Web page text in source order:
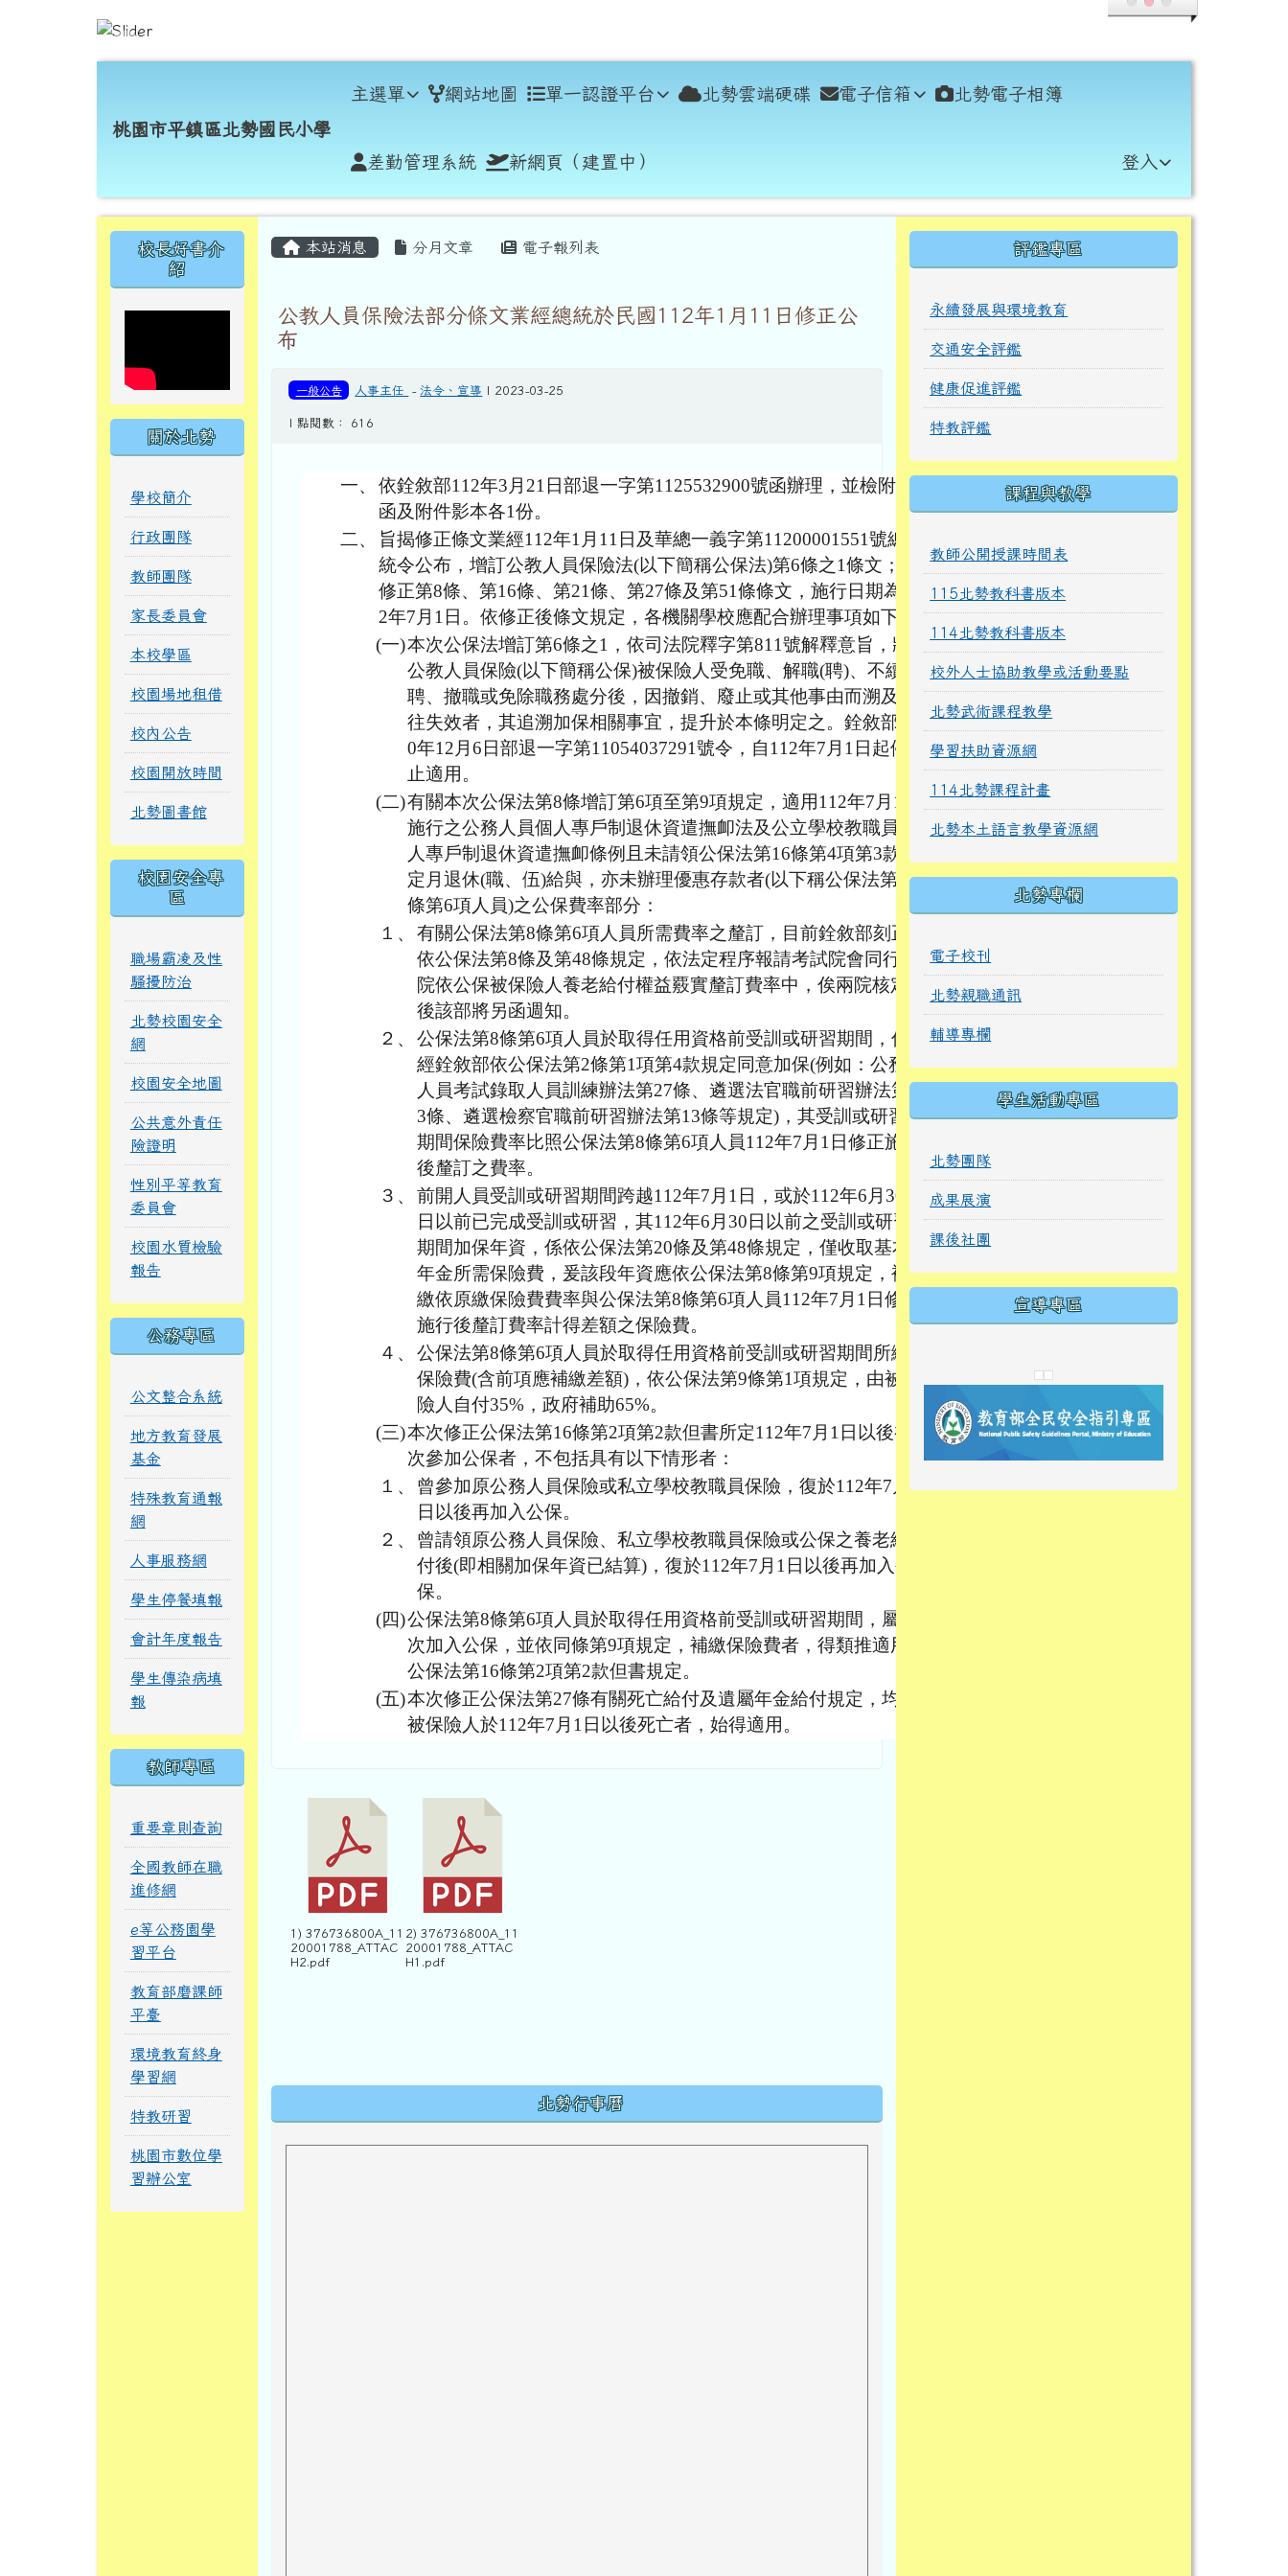
桃園市平鎮區北勢國民小學
桃園市平鎮區北勢國民小學
主選單 網站地圖 單一認證平台 北勢雲端硬碟 電子信箱 北勢電子相簿
差勤管理系統 新網頁（建置中） 登入
左邊區域內容
校長好書介
紹
關於北勢
學校簡介
行政團隊
教師團隊
家長委員會
本校學區
校園場地租借
校內公告
校園開放時間
北勢圖書館
校園安全專
區
職場霸凌及性
騷擾防治
北勢校園安全
網
校園安全地圖
公共意外責任
險證明
性別平等教育
委員會
校園水質檢驗
報告
公務專區
公文整合系統
地方教育發展
基金
特殊教育通報
網
人事服務網
學生停餐填報
會計年度報告
學生傳染病填
報
教師專區
重要章則查詢
全國教師在職
進修網
e等公務園學
習平台
教育部磨課師
平臺
環境教育終身
學習網
特教研習
桃園市數位學
習辦公室
主內容區域
本站消息 分月文章 電子報列表
公教人員保險法部分條文業經總統於民國112年1月11日修正公
布
一般公告 人事主任 -法令、宣導 | 2023-03-25
| 點閱數： 616
一、
依銓敘部112年3月21日部退一字第1125532900號函辦理，並檢附原
函及附件影本各1份。
二、
旨揭修正條文業經112年1月11日及華總一義字第11200001551號總
統令公布，增訂公教人員保險法(以下簡稱公保法)第6條之1條文；並
修正第8條、第16條、第21條、第27條及第51條條文，施行日期為11
2年7月1日。依修正後條文規定，各機關學校應配合辦理事項如下：
(一)本次公保法增訂第6條之1，依司法院釋字第811號解釋意旨，將
公教人員保險(以下簡稱公保)被保險人受免職、解職(聘)、不續
聘、撤職或免除職務處分後，因撤銷、廢止或其他事由而溯及既
往失效者，其追溯加保相關事宜，提升於本條明定之。銓敘部11
0年12月6日部退一字第11054037291號令，自112年7月1日起停
止適用。
(二)有關本次公保法第8條增訂第6項至第9項規定，適用112年7月1日
施行之公務人員個人專戶制退休資遣撫卹法及公立學校教職員個
人專戶制退休資遣撫卹條例且未請領公保法第16條第4項第3款所
定月退休(職、伍)給與，亦未辦理優惠存款者(以下稱公保法第8
條第6項人員)之公保費率部分：
１、
有關公保法第8條第6項人員所需費率之釐訂，目前銓敘部刻正
依公保法第8條及第48條規定，依法定程序報請考試院會同行政
院依公保被保險人養老給付權益覈實釐訂費率中，俟兩院核定
後該部將另函週知。
２、
公保法第8條第6項人員於取得任用資格前受訓或研習期間，係
經銓敘部依公保法第2條第1項第4款規定同意加保(例如：公務
人員考試錄取人員訓練辦法第27條、遴選法官職前研習辦法第1
3條、遴選檢察官職前研習辦法第13條等規定)，其受訓或研習
期間保險費率比照公保法第8條第6項人員112年7月1日修正施行
後釐訂之費率。
３、
前開人員受訓或研習期間跨越112年7月1日，或於112年6月30
日以前已完成受訓或研習，其112年6月30日以前之受訓或研習
期間加保年資，係依公保法第20條及第48條規定，僅收取基本
年金所需保險費，爰該段年資應依公保法第8條第9項規定，補
繳依原繳保險費費率與公保法第8條第6項人員112年7月1日修正
施行後釐訂費率計得差額之保險費。
４、
公保法第8條第6項人員於取得任用資格前受訓或研習期間所繳
保險費(含前項應補繳差額)，依公保法第9條第1項規定，由被保
險人自付35%，政府補助65%。
(三)本次修正公保法第16條第2項第2款但書所定112年7月1日以後初
次參加公保者，不包括具有以下情形者：
１、
曾參加原公務人員保險或私立學校教職員保險，復於112年7月1
日以後再加入公保。
２、
曾請領原公務人員保險、私立學校教職員保險或公保之養老給
付後(即相關加保年資已結算)，復於112年7月1日以後再加入公
保。
(四)公保法第8條第6項人員於取得任用資格前受訓或研習期間，屬初
次加入公保，並依同條第9項規定，補繳保險費者，得類推適用
公保法第16條第2項第2款但書規定。
(五)本次修正公保法第27條有關死亡給付及遺屬年金給付規定，均以
被保險人於112年7月1日以後死亡者，始得適用。
1) 376736800A_11
20001788_ATTAC
H2.pdf
2) 376736800A_11
20001788_ATTAC
H1.pdf
北勢行事曆
右邊區域內容
評鑑專區
永續發展與環境教育
交通安全評鑑
健康促進評鑑
特教評鑑
課程與教學
教師公開授課時間表
115北勢教科書版本
114北勢教科書版本
校外人士協助教學或活動要點
北勢武術課程教學
學習扶助資源網
114北勢課程計畫
北勢本土語言教學資源網
北勢專欄
電子校刊
北勢親職通訊
輔導專欄
學生活動專區
北勢團隊
成果展演
課後社團
宣導專區
link to https://
link to https://eliteracy.edu.tw/
link to https://
link to https://10000.gov.tw/
link to https://eliteracy.edu.tw/
link to https://10000.gov.tw/
link to https://
link to https://
link to https://i.win.org.tw/
link to https://
link to https://
link to https://
link to https://
頁尾區域